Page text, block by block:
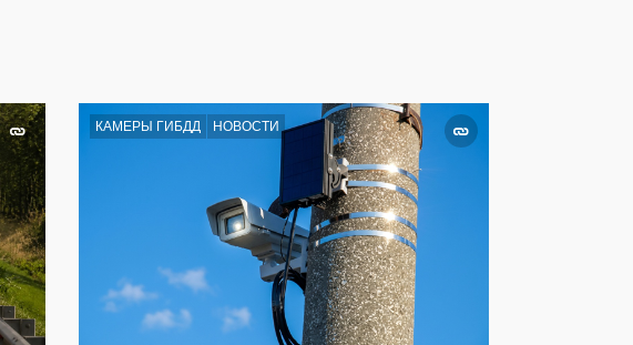
КАМЕРЫ ГИБДД НОВОСТИ